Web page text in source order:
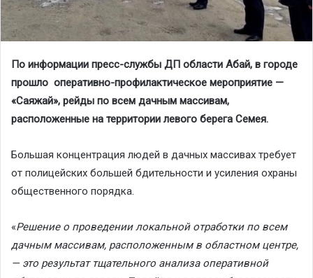
По информации пресс-службы ДП области Абай, в городе
прошло оперативно-профилактическое мероприятие —
«Саяжай», рейды по всем дачным массивам,
расположенные на территории левого берега Семея.
Большая концентрация людей в дачных массивах требует
от полицейских большей бдительности и усиления охраны
общественного порядка.
«Решение о проведении локальной отработки по всем
дачным массивам, расположенным в областном центре,
— это результат тщательного анализа оперативной